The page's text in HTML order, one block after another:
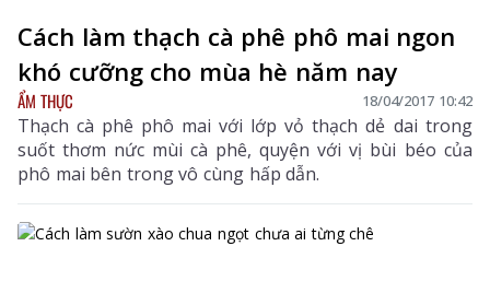
Cách làm thạch cà phê phô mai ngon
khó cưỡng cho mùa hè năm nay
ẨM THỰC 18/04/2017 10:42
Thạch cà phê phô mai với lớp vỏ thạch dẻ dai trong
suốt thơm nức mùi cà phê, quyện với vị bùi béo của
phô mai bên trong vô cùng hấp dẫn.